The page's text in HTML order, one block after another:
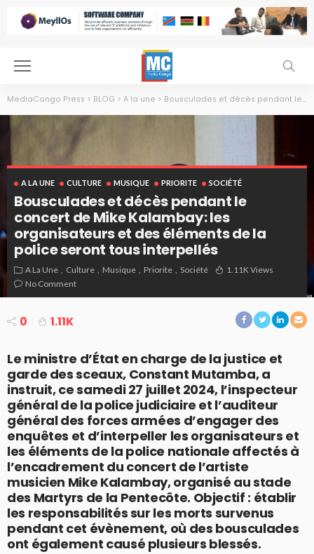
MediaCongo Press > BLOG > A la une > Bousculades et décès pendant le concert de Mike Kalambay: les organisateurs et des éléments de la police seront tous interpellés
A LA UNE CULTURE MUSIQUE PRIORITE SOCIÉTÉ
Bousculades et décès pendant le
concert de Mike Kalambay: les
organisateurs et des éléments de la
police seront tous interpellés
A La Une Culture Musique Priorite Société
1.11K Views
No Comment
0 1.11K
Le ministre d’État en charge de la justice et
garde des sceaux, Constant Mutamba, a
instruit, ce samedi 27 juillet 2024, l’inspecteur
général de la police judiciaire et l’auditeur
général des forces armées d’engager des
enquêtes et d’interpeller les organisateurs et
les éléments de la police nationale affectés à
l’encadrement du concert de l’artiste
musicien Mike Kalambay, organisé au stade
des Martyrs de la Pentecôte. Objectif : établir
les responsabilités sur les morts survenus
pendant cet évènement, où des bousculades
ont également causé plusieurs blessés.